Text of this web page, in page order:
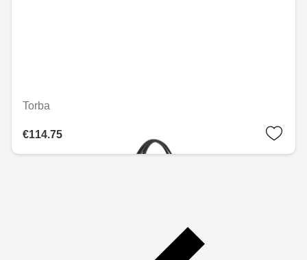
Torba
€114.75